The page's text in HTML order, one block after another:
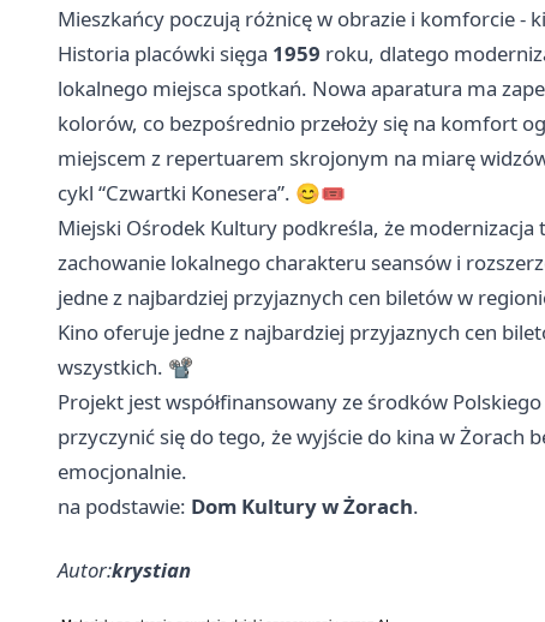
Mieszkańcy poczują różnicę w obrazie i komforcie -
Historia placówki sięga 1959 roku, dlatego
lokalnego miejsca spotkań. Nowa aparatura ma
kolorów, co bezpośrednio przełoży się na komfort
miejscem z repertuarem skrojonym na miarę
cykl “Czwartki Konesera”. 😊🎟️
Miejski Ośrodek Kultury podkreśla, że modernizacja
zachowanie lokalnego charakteru seansów i
jedne z najbardziej przyjaznych cen biletów w
Kino oferuje jedne z najbardziej przyjaznych cen
wszystkich. 📽️
Projekt jest współfinansowany ze środków
przyczynić się do tego, że wyjście do kina w Żorach
emocjonalnie.
na podstawie: Dom Kultury w Żorach.
Autor:krystian